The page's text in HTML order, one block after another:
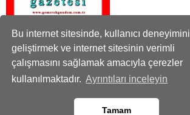
Bu internet sitesinde, kullanıcı deneyimini
geliştirmek ve internet sitesinin verimli
çalışmasını sağlamak amacıyla çerezler
kullanılmaktadır. Ayrıntıları inceleyin
Tamam
Gemerek Gündem Gazetesi
Haberi Takip Edin